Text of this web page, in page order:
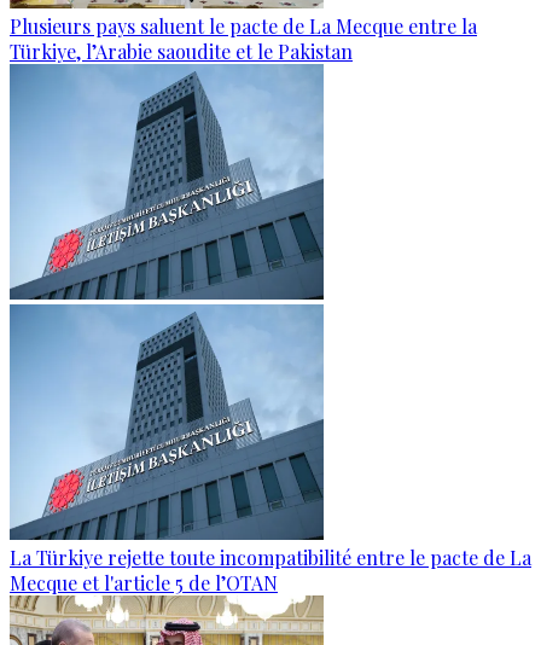
Plusieurs pays saluent le pacte de La Mecque entre la
Türkiye, l’Arabie saoudite et le Pakistan
La Türkiye rejette toute incompatibilité entre le pacte de La
Mecque et l'article 5 de l’OTAN